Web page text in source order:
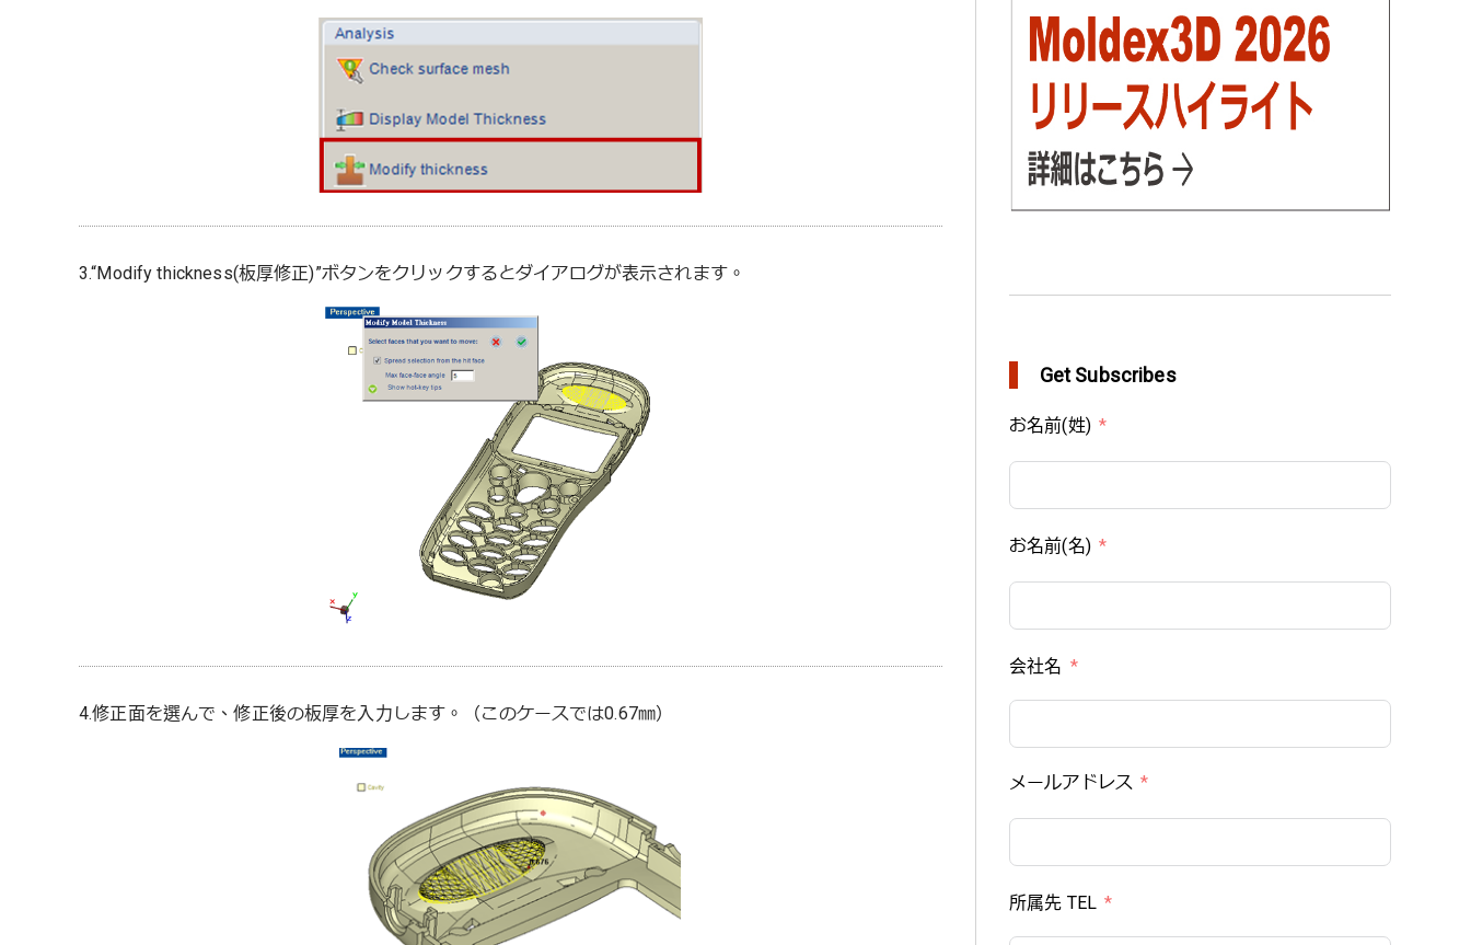
3.“Modify thickness(板厚修正)”ボタンをクリックするとダイアログが表示されます。
4.修正面を選んで、修正後の板厚を入力します。（このケースでは0.67㎜）
Get Subscribes
お名前(姓)
お名前(名)
会社名
メールアドレス
所属先 TEL